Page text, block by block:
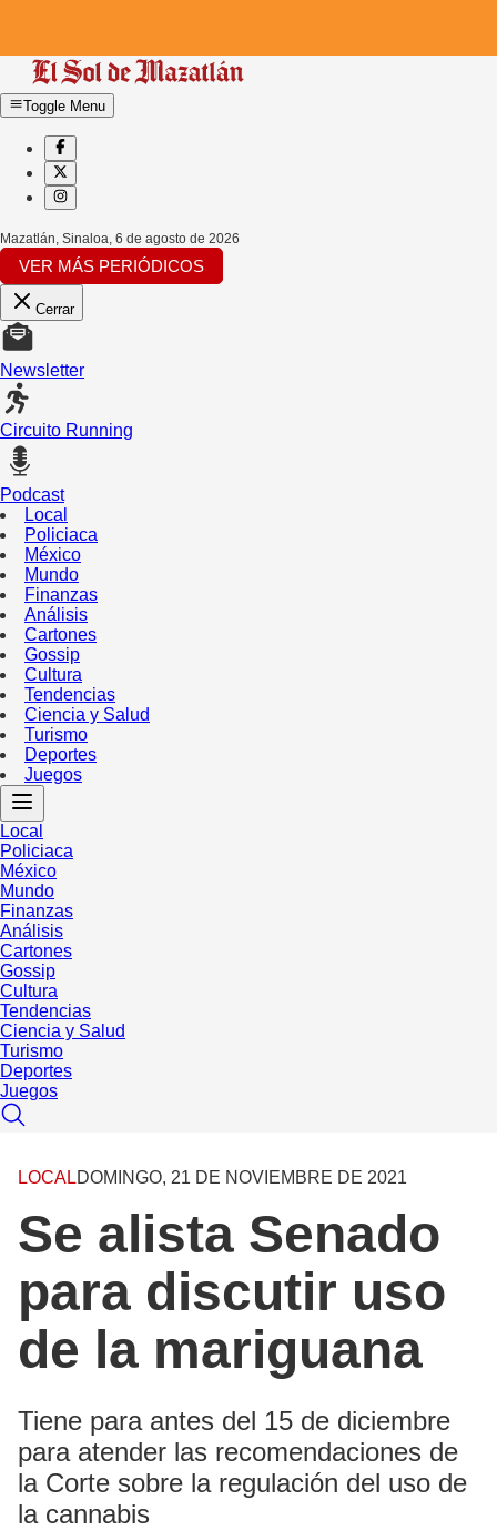
Toggle Menu
Mazatlán, Sinaloa, 6 de agosto de 2026
VER MÁS PERIÓDICOS
Cerrar
Newsletter
Circuito Running
Podcast
Local
Policiaca
México
Mundo
Finanzas
Análisis
Cartones
Gossip
Cultura
Tendencias
Ciencia y Salud
Turismo
Deportes
Juegos
Local
Policiaca
México
Mundo
Finanzas
Análisis
Cartones
Gossip
Cultura
Tendencias
Ciencia y Salud
Turismo
Deportes
Juegos
LOCALDOMINGO, 21 DE NOVIEMBRE DE 2021
Se alista Senado
para discutir uso
de la mariguana
Tiene para antes del 15 de diciembre
para atender las recomendaciones de
la Corte sobre la regulación del uso de
la cannabis